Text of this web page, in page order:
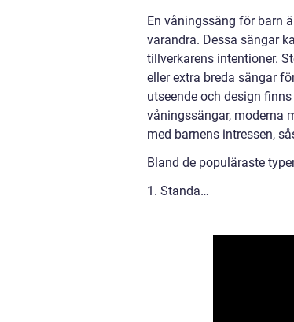
En våningssäng för barn
varandra. Dessa sängar
tillverkarens intentioner.
eller extra breda sängar
utseende och design
våningssängar, moderna
med barnens intressen,
Bland de populäraste
1. Standa…